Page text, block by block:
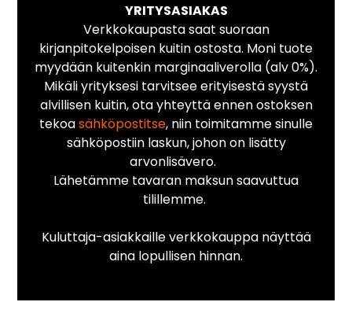
YRITYSASIAKAS
Verkkokaupasta saat suoraan
kirjanpitokelpoisen kuitin ostosta. Moni tuote
myydään kuitenkin marginaaliverolla (alv 0%).
Mikäli yrityksesi tarvitsee erityisestä syystä
alvillisen kuitin, ota yhteyttä ennen ostoksen
tekoasähköpostitse, niin toimitamme sinulle
sähköpostiin laskun, johon on lisätty
arvonlisävero.
Lähetämme tavaran maksun saavuttua
tilillemme.
Kuluttaja-asiakkaille verkkokauppa näyttää
aina lopullisen hinnan.